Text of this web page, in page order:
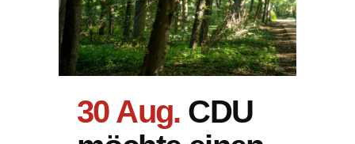
30 Aug. CDU